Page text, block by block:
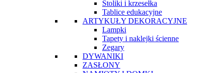
Stoliki i krzesełka
Tablice edukacyjne
ARTYKUŁY DEKORACYJNE
Lampki
Tapety i naklejki ścienne
Zegary
DYWANIKI
ZASŁONY